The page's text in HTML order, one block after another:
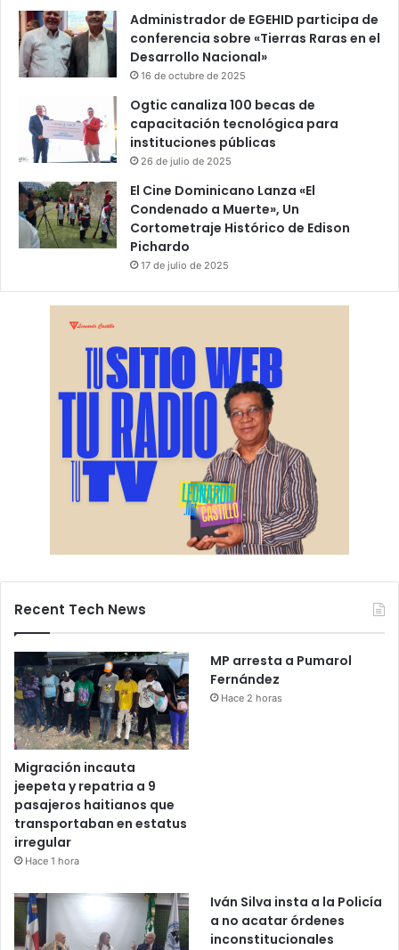
Administrador de EGEHID participa de
conferencia sobre «Tierras Raras en el
Desarrollo Nacional»
16 de octubre de 2025
Ogtic canaliza 100 becas de
capacitación tecnológica para
instituciones públicas
26 de julio de 2025
El Cine Dominicano Lanza «El
Condenado a Muerte», Un
Cortometraje Histórico de Edison
Pichardo
17 de julio de 2025
Recent Tech News
Migración incauta
jeepeta y repatria a 9
pasajeros haitianos que
transportaban en estatus
irregular
Hace 1 hora
MP arresta a Pumarol
Fernández
Hace 2 horas
Iván Silva insta a la Policía
a no acatar órdenes
inconstitucionales